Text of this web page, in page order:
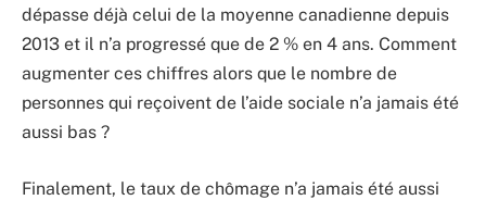
dépasse déjà celui de la moyenne canadienne depuis
2013 et il n’a progressé que de 2 % en 4 ans. Comment
augmenter ces chiffres alors que le nombre de
personnes qui reçoivent de l’aide sociale n’a jamais été
aussi bas ?
Finalement, le taux de chômage n’a jamais été aussi